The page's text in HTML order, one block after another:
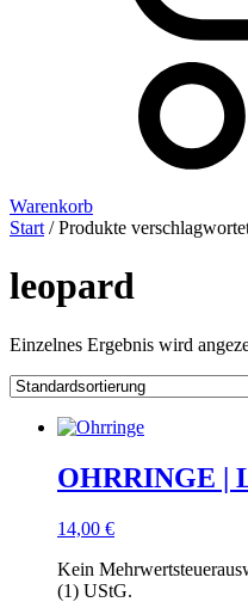
Warenkorb
Start / Produkte
leopard
Einzelnes Ergebnis wird
OHRRINGE |
14,00 €
Kein
(1) UStG.